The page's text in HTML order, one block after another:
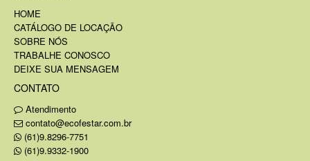
HOME
CATÁLOGO DE LOCAÇÃO
SOBRE NÓS
TRABALHE CONOSCO
DEIXE SUA MENSAGEM
CONTATO
Atendimento
contato@ecofestar.com.br
(61)9.8296-7751
(61)9.9332-1900